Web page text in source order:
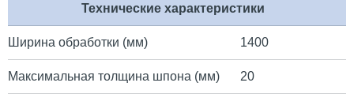
Технические характеристики
Ширина обработки (мм) 1400
Максимальная толщина шпона (мм) 20